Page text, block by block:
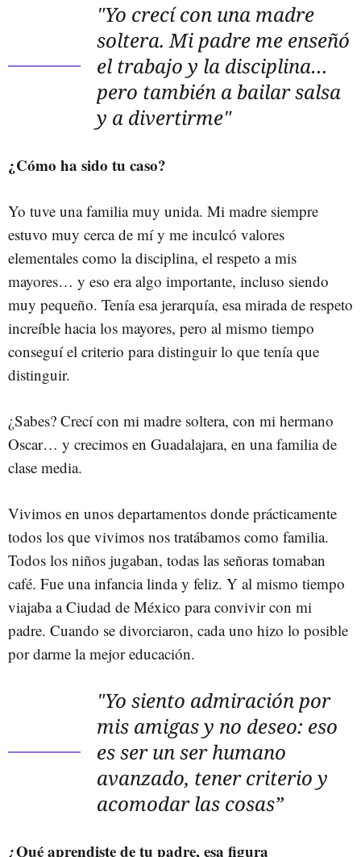
"Yo crecí con una madre
soltera. Mi padre me enseñó
el trabajo y la disciplina…
pero también a bailar salsa
y a divertirme"
¿Cómo ha sido tu caso?
Yo tuve una familia muy unida. Mi madre siempre
estuvo muy cerca de mí y me inculcó valores
elementales como la disciplina, el respeto a mis
mayores… y eso era algo importante, incluso siendo
muy pequeño. Tenía esa jerarquía, esa mirada de respeto
increíble hacia los mayores, pero al mismo tiempo
conseguí el criterio para distinguir lo que tenía que
distinguir.
¿Sabes? Crecí con mi madre soltera, con mi hermano
Oscar… y crecimos en Guadalajara, en una familia de
clase media.
Vivimos en unos departamentos donde prácticamente
todos los que vivimos nos tratábamos como familia.
Todos los niños jugaban, todas las señoras tomaban
café. Fue una infancia linda y feliz. Y al mismo tiempo
viajaba a Ciudad de México para convivir con mi
padre. Cuando se divorciaron, cada uno hizo lo posible
por darme la mejor educación.
"Yo siento admiración por
mis amigas y no deseo: eso
es ser un ser humano
avanzado, tener criterio y
acomodar las cosas”
¿Qué aprendiste de tu padre, esa figura